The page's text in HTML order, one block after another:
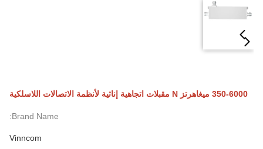
350-6000 ميغاهرتز N مقبلات اتجاهية إناثية لأنظمة الاتصالات اللاسلكية
Brand Name:
Vinncom